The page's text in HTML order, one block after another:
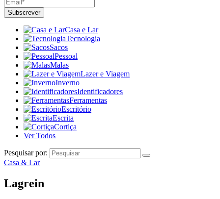
Casa e Lar
Tecnologia
Sacos
Pessoal
Malas
Lazer e Viagem
Inverno
Identificadores
Ferramentas
Escritório
Escrita
Cortiça
Ver Todos
Pesquisar por:
Casa & Lar
Lagrein